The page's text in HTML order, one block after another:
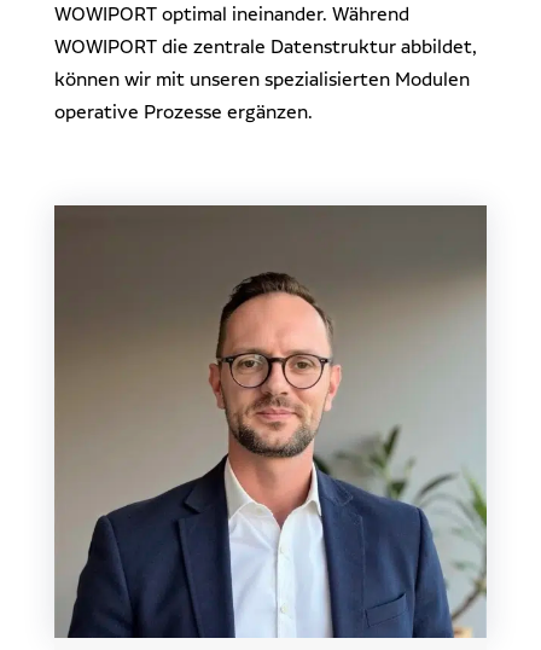
WOWIPORT optimal ineinander. Während
WOWIPORT die zentrale Datenstruktur abbildet,
können wir mit unseren spezialisierten Modulen
operative Prozesse ergänzen.